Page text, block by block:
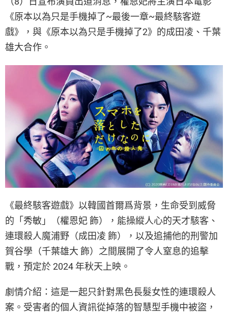
《原本以為只是手機掉了~最後一章~最終駭客遊
戲》，與《原本以為只是手機掉了2》的成田凌、千葉
雄大合作。
《最終駭客遊戲》以韓國首爾爲背景，生命受到威脅
的「秀敏」（權恩妃 飾），能操縱人心的天才駭客、
連環殺人魔浦野（成田凌 飾），以及追捕他的刑警加
賀谷學（千葉雄大 飾）之間展開了令人窒息的追擊
戰，預定於 2024 年秋天上映。
劇情介紹：這是一起只針對黑色長髮女性的連環殺人
案。受害者的個人資訊從掉落的智慧型手機中被盜，